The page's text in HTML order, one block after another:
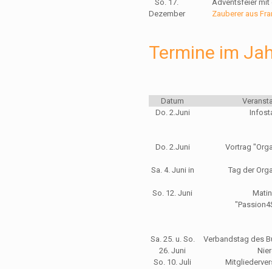
So. 17.
Dezember
Adventsfeier mit
Zauberer aus
Termine im
Datum
Do. 2.Juni
Do. 2.Juni Vortrag
Sa. 4. Juni in Tag der
So. 12. Juni
Sa. 25. u. So.
26. Juni
Verbandstag des
So. 10. Juli